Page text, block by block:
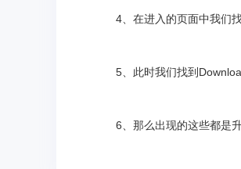
4、在进入的页面中我们找
5、此时我们找到
6、那么出现的这些都是升